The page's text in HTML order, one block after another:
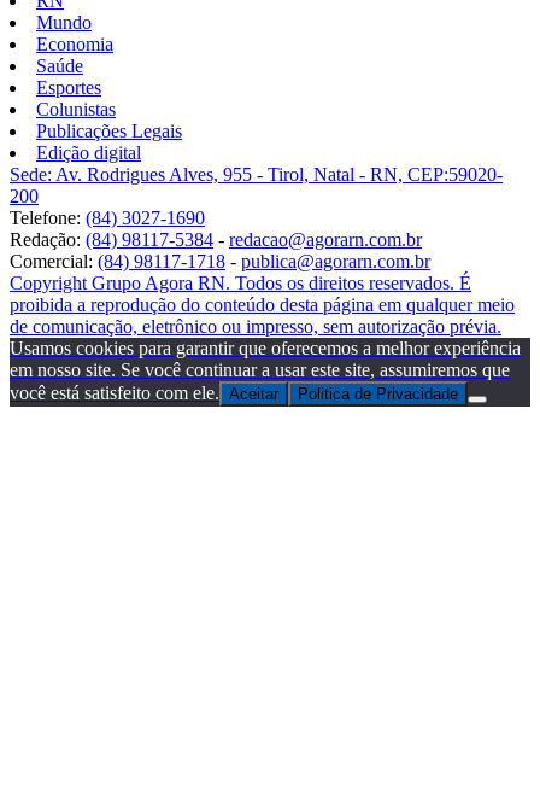
Mundo
Economia
Saúde
Esportes
Colunistas
Publicações Legais
Edição digital
Sede: Av. Rodrigues Alves, 955 - Tirol, Natal - RN, CEP:59020-
200
Telefone: (84) 3027-1690
Redação: (84) 98117-5384 - redacao@agorarn.com.br
Comercial: (84) 98117-1718 - publica@agorarn.com.br
Copyright Grupo Agora RN. Todos os direitos reservados. É
proibida a reprodução do conteúdo desta página em qualquer meio
de comunicação, eletrônico ou impresso, sem autorização prévia.
Usamos cookies para garantir que oferecemos a melhor experiência
em nosso site. Se você continuar a usar este site, assumiremos que
você está satisfeito com ele. Aceitar Politica de Privacidade